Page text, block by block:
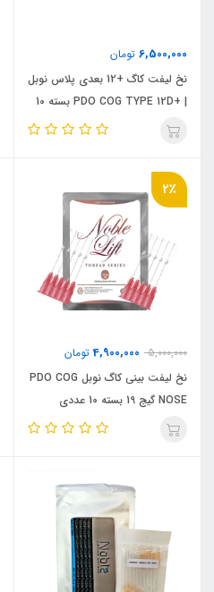
6,500,000 تومان
نخ لیفت کاگ +12 بعدی پلاس نوبل
| +PDO COG TYPE 12D بسته 10
عددی
2٪
5,000,000
4,900,000تومان
نخ لیفت بینی کاگ نوبل PDO COG
NOSE گیج 19 بسته 10 عددی